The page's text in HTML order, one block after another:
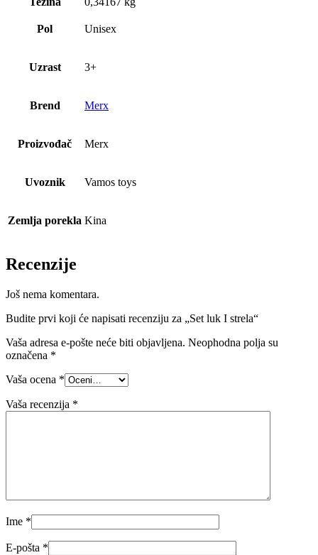
Pol Unisex
Uzrast 3+
Brend Merx
Proizvođač Merx
Uvoznik Vamos toys
Zemlja porekla Kina
Recenzije
Još nema komentara.
Budite prvi koji će napisati recenziju za „Set luk I strela“
Vaša adresa e-pošte neće biti objavljena. Neophodna polja su
označena *
Vaša ocena *
Vaša recenzija *
Ime *
E-pošta *